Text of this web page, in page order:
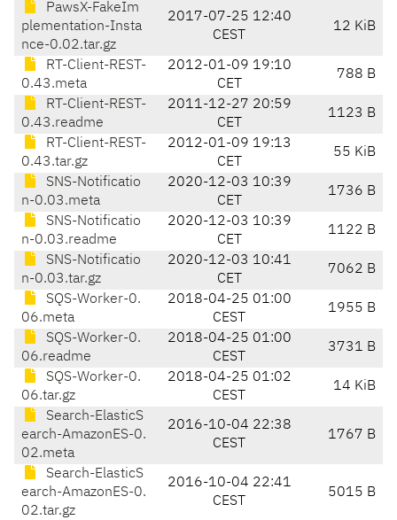
PawsX-FakeIm
plementation-Insta
nce-0.02.tar.gz
2017-07-25 12:40
CEST
12 KiB
RT-Client-REST-
0.43.meta
2012-01-09 19:10
CET
788 B
RT-Client-REST-
0.43.readme
2011-12-27 20:59
CET
1123 B
RT-Client-REST-
0.43.tar.gz
2012-01-09 19:13
CET
55 KiB
SNS-Notificatio
n-0.03.meta
2020-12-03 10:39
CET
1736 B
SNS-Notificatio
n-0.03.readme
2020-12-03 10:39
CET
1122 B
SNS-Notificatio
n-0.03.tar.gz
2020-12-03 10:41
CET
7062 B
SQS-Worker-0.
06.meta
2018-04-25 01:00
CEST
1955 B
SQS-Worker-0.
06.readme
2018-04-25 01:00
CEST
3731 B
SQS-Worker-0.
06.tar.gz
2018-04-25 01:02
CEST
14 KiB
Search-ElasticS
earch-AmazonES-0.
02.meta
2016-10-04 22:38
CEST
1767 B
Search-ElasticS
earch-AmazonES-0.
02.tar.gz
2016-10-04 22:41
CEST
5015 B